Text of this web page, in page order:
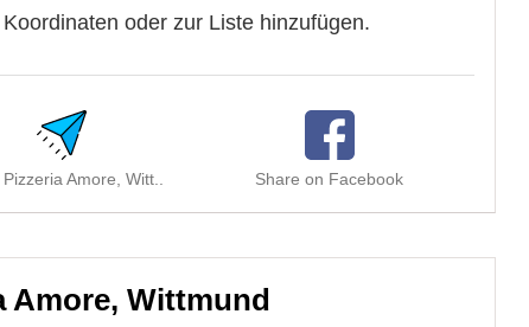
oder zur Liste hinzufügen.
Amore, Witt.. Share on Facebook
Amore, Wittmund